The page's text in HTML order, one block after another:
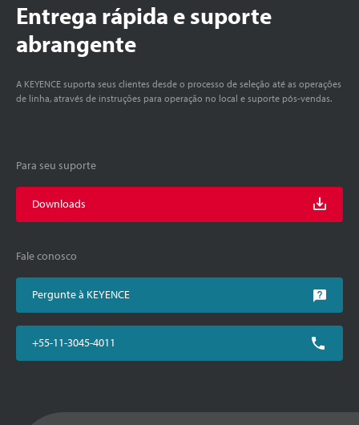
Entrega rápida e suporte
abrangente
A KEYENCE suporta seus clientes desde o processo de seleção até as operações
de linha, através de instruções para operação no local e suporte pós-vendas.
Para seu suporte
Downloads
Fale conosco
Pergunte à KEYENCE
+55-11-3045-4011